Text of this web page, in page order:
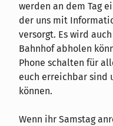
werden an dem Tag
der uns mit
versorgt. Es wird
Bahnhof abholen
Phone schalten für
euch erreichbar sind
können.
Wenn ihr Samstag